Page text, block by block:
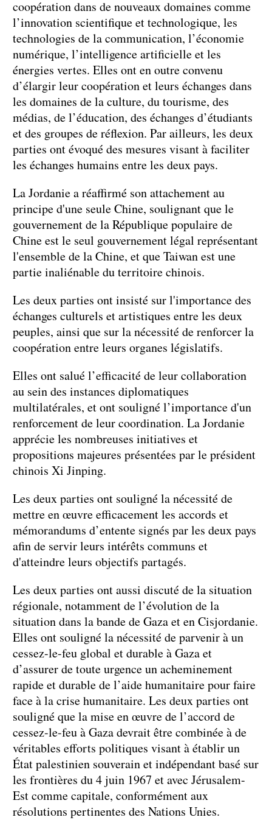
coopération dans de nouveaux domaines comme
l’innovation scientifique et technologique, les
technologies de la communication, l’économie
numérique, l’intelligence artificielle et les
énergies vertes. Elles ont en outre convenu
d’élargir leur coopération et leurs échanges dans
les domaines de la culture, du tourisme, des
médias, de l’éducation, des échanges d’étudiants
et des groupes de réflexion. Par ailleurs, les deux
parties ont évoqué des mesures visant à faciliter
les échanges humains entre les deux pays.
La Jordanie a réaffirmé son attachement au
principe d'une seule Chine, soulignant que le
gouvernement de la République populaire de
Chine est le seul gouvernement légal représentant
l'ensemble de la Chine, et que Taiwan est une
partie inaliénable du territoire chinois.
Les deux parties ont insisté sur l'importance des
échanges culturels et artistiques entre les deux
peuples, ainsi que sur la nécessité de renforcer la
coopération entre leurs organes législatifs.
Elles ont salué l’efficacité de leur collaboration
au sein des instances diplomatiques
multilatérales, et ont souligné l’importance d'un
renforcement de leur coordination. La Jordanie
apprécie les nombreuses initiatives et
propositions majeures présentées par le président
chinois Xi Jinping.
Les deux parties ont souligné la nécessité de
mettre en œuvre efficacement les accords et
mémorandums d’entente signés par les deux pays
afin de servir leurs intérêts communs et
d'atteindre leurs objectifs partagés.
Les deux parties ont aussi discuté de la situation
régionale, notamment de l’évolution de la
situation dans la bande de Gaza et en Cisjordanie.
Elles ont souligné la nécessité de parvenir à un
cessez-le-feu global et durable à Gaza et
d’assurer de toute urgence un acheminement
rapide et durable de l’aide humanitaire pour faire
face à la crise humanitaire. Les deux parties ont
souligné que la mise en œuvre de l’accord de
cessez-le-feu à Gaza devrait être combinée à de
véritables efforts politiques visant à établir un
État palestinien souverain et indépendant basé sur
les frontières du 4 juin 1967 et avec Jérusalem-
Est comme capitale, conformément aux
résolutions pertinentes des Nations Unies.